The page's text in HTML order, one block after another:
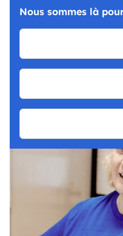
Nous sommes là